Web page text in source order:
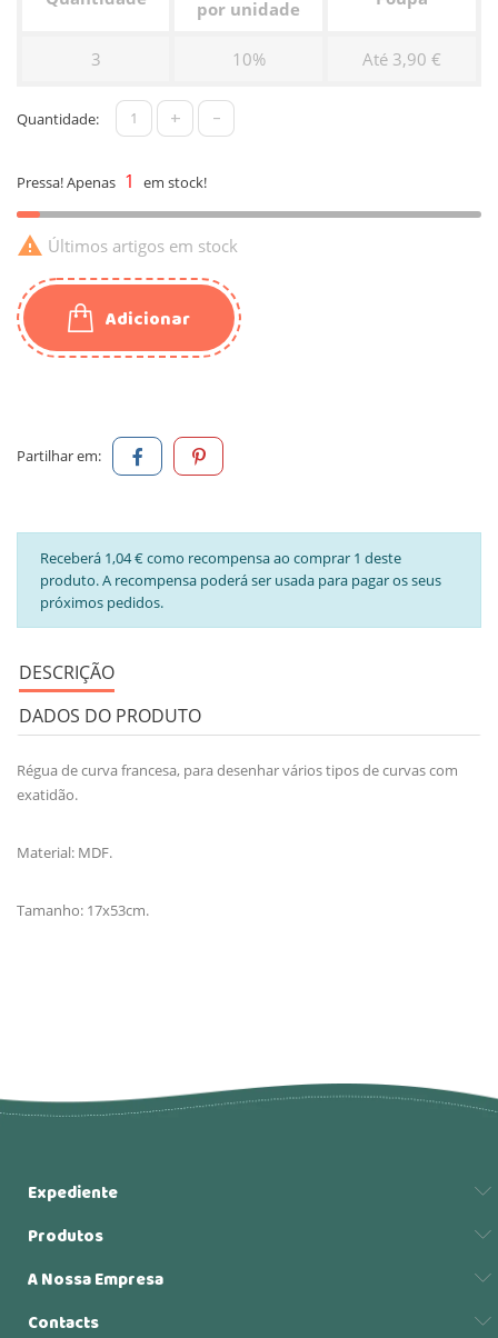
por unidade
3 10% Até 3,90 €
Quantidade: + -
Pressa! Apenas 1 em stock!
 Últimos artigos em stock
Adicionar
Partilhar em:
Receberá 1,04 € como recompensa ao comprar 1 deste
produto. A recompensa poderá ser usada para pagar os seus
próximos pedidos.
DESCRIÇÃO
DADOS DO PRODUTO
Régua de curva francesa, para desenhar vários tipos de curvas com
exatidão.
Material: MDF.
Tamanho: 17x53cm.
Expediente
Produtos
A Nossa Empresa
Contacts